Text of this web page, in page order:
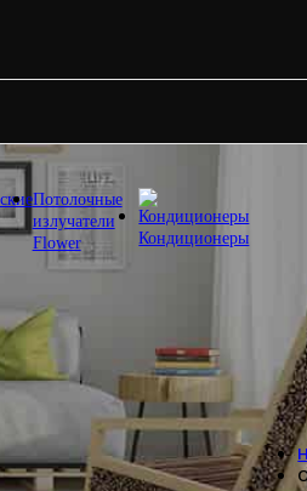
Потолочные
излучатели
Flower
Кондиционеры